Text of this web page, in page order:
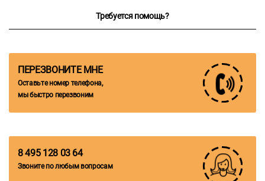
Требуется помощь?
ПЕРЕЗВОНИТЕ МНЕ
Оставьте номер телефона,
мы быстро перезвоним
8 495 128 03 64
Звоните по любым вопросам